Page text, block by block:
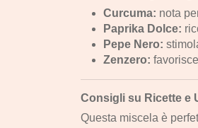
Curcuma: nota
Paprika Dolce:
Pepe Nero:
Zenzero:
Consigli su Ricette e
Questa miscela è